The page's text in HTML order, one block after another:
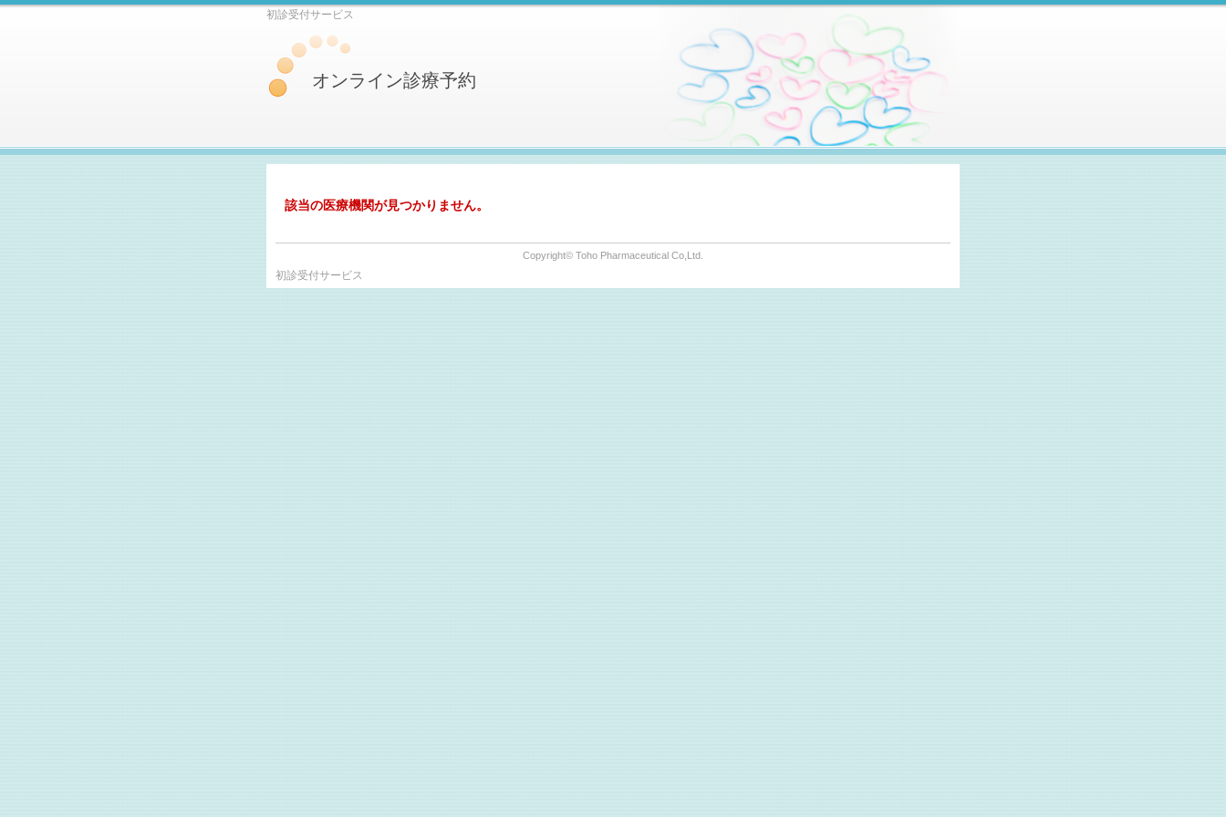
初診受付サービス
オンライン診療予約
該当の医療機関が見つかりません。
Copyright© Toho Pharmaceutical Co,Ltd.
初診受付サービス